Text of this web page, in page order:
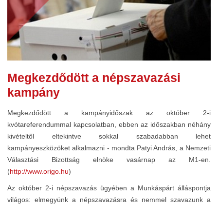
Megkezdődött a népszavazási
kampány
Megkezdődött a kampányidőszak az október 2-i
kvótareferendummal kapcsolatban, ebben az időszakban néhány
kivételtől eltekintve sokkal szabadabban lehet
kampányeszközöket alkalmazni - mondta Patyi András, a Nemzeti
Választási Bizottság elnöke vasárnap az M1-en.
(http://www.origo.hu)
Az október 2-i népszavazás ügyében a Munkáspárt álláspontja
világos: elmegyünk a népszavazásra és nemmel szavazunk a